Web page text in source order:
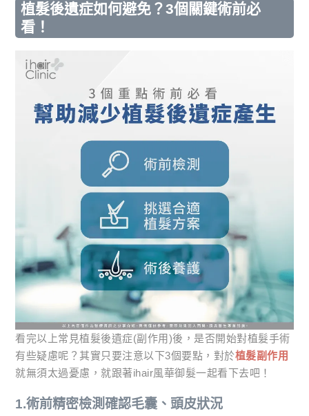
植髮後遺症如何避免？3個關鍵術前必
看！
看完以上常見植髮後遺症(副作用)後，是否開始對植髮手術
有些疑慮呢？其實只要注意以下3個要點，對於植髮副作用
就無須太過憂慮，就跟著ihair風華御髮一起看下去吧！
1.術前精密檢測確認毛囊、頭皮狀況